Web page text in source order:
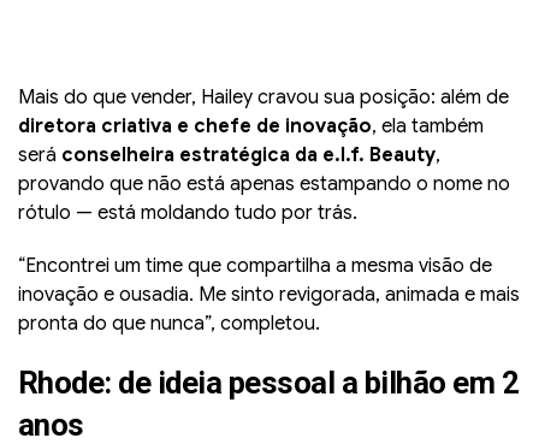
Mais do que vender, Hailey cravou sua posição: além de
diretora criativa e chefe de inovação, ela também
será conselheira estratégica da e.l.f. Beauty,
provando que não está apenas estampando o nome no
rótulo — está moldando tudo por trás.
“Encontrei um time que compartilha a mesma visão de
inovação e ousadia. Me sinto revigorada, animada e mais
pronta do que nunca”, completou.
Rhode: de ideia pessoal a bilhão em 2
anos